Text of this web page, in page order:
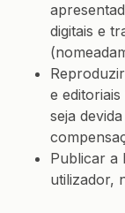
digitais e
e
seja
Publicar a
utilizador,